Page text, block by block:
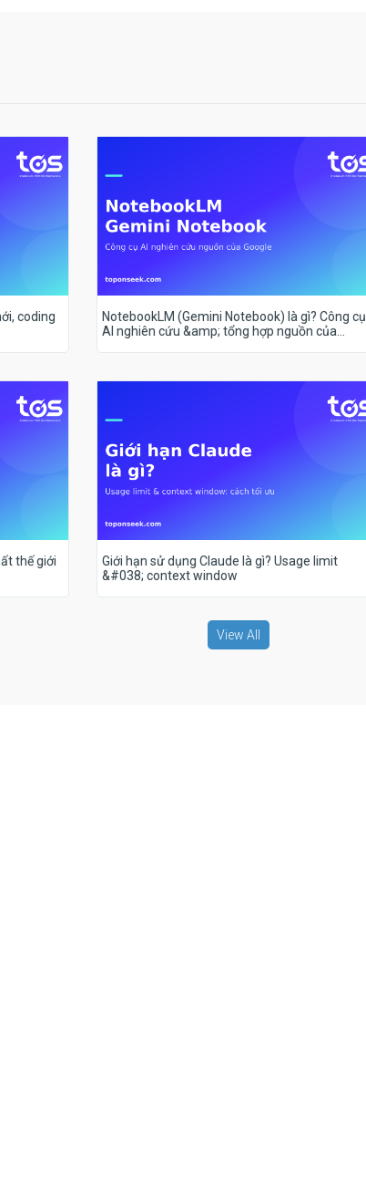
coding
NotebookLM (Gemini Notebook) là gì? Công cụ
AI nghiên cứu &amp; tổng hợp nguồn của
thế giới
Giới hạn sử dụng Claude là gì? Usage limit
&#038; context window
View All